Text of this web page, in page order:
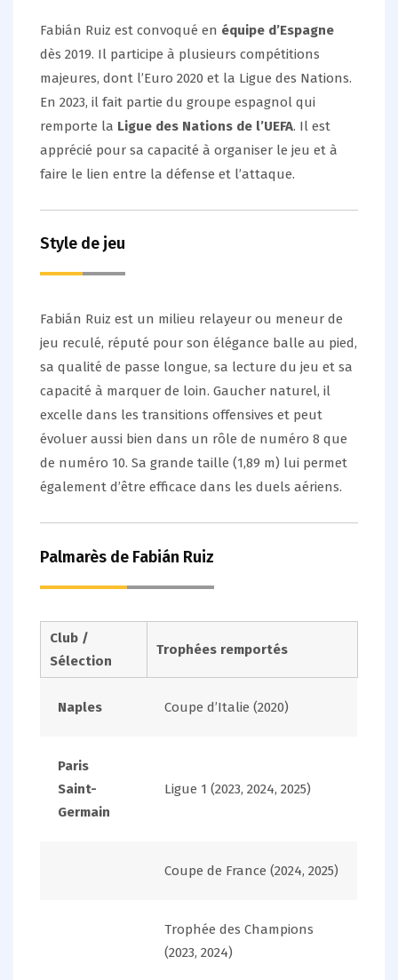
Fabián Ruiz est convoqué en équipe d’Espagne
dès 2019. Il participe à plusieurs compétitions
majeures, dont l’Euro 2020 et la Ligue des Nations.
En 2023, il fait partie du groupe espagnol qui
remporte la Ligue des Nations de l’UEFA. Il est
apprécié pour sa capacité à organiser le jeu et à
faire le lien entre la défense et l’attaque.
Style de jeu
Fabián Ruiz est un milieu relayeur ou meneur de
jeu reculé, réputé pour son élégance balle au pied,
sa qualité de passe longue, sa lecture du jeu et sa
capacité à marquer de loin. Gaucher naturel, il
excelle dans les transitions offensives et peut
évoluer aussi bien dans un rôle de numéro 8 que
de numéro 10. Sa grande taille (1,89 m) lui permet
également d’être efficace dans les duels aériens.
Palmarès de Fabián Ruiz
Club /
Sélection
Trophées remportés
Naples Coupe d’Italie (2020)
Paris
Saint-
Germain
Ligue 1 (2023, 2024, 2025)
Coupe de France (2024, 2025)
Trophée des Champions
(2023, 2024)